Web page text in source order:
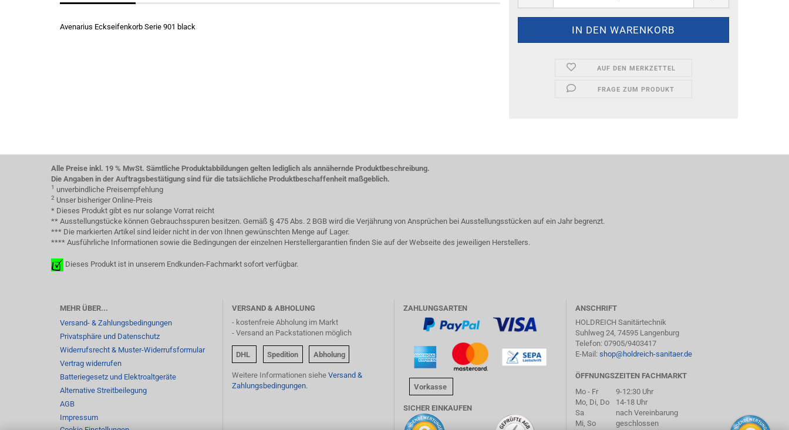
AUF DEN MERKZETTEL
FRAGE ZUM PRODUKT
Avenarius Eckseifenkorb Serie 901 black
Alle Preise inkl. 19 % MwSt. Sämtliche Produktabbildungen gelten lediglich als annähernde Produktbeschreibung.
Die Angaben in der Auftragsbestätigung sind für die tatsächliche Produktbeschaffenheit maßgeblich.
1 unverbindliche Preisempfehlung
2 Unser bisheriger Online-Preis
* Dieses Produkt gibt es nur solange Vorrat reicht
** Ausstellungstücke können Gebrauchsspuren besitzen. Gemäß § 475 Abs. 2 BGB wird die Verjährung von Ansprüchen bei Ausstellungsstücken auf ein Jahr begrenzt.
*** Die markierten Artikel sind leider nicht in der von Ihnen gewünschten Menge auf Lager.
**** Ausführliche Informationen sowie die Bedingungen der einzelnen Herstellergarantien finden Sie auf der Webseite des jeweiligen Herstellers.
Dieses Produkt ist in unserem Endkunden-Fachmarkt sofort verfügbar.
MEHR ÜBER...
Versand- & Zahlungsbedingungen
Privatsphäre und Datenschutz
Widerrufsrecht & Muster-Widerrufsformular
Vertrag widerrufen
Batteriegesetz und Elektroaltgeräte
Alternative Streitbeilegung
AGB
Impressum
VERSAND & ABHOLUNG
- kostenfreie Abholung im Markt
- Versand an Packstationen möglich
DHL Spedition Abholung
Weitere Informationen siehe Versand &
Zahlungsbedingungen.
ZAHLUNGSARTEN
Vorkasse
SICHER EINKAUFEN
ANSCHRIFT
HOLDREICH Sanitärtechnik
Suhlweg 24, 74595 Langenburg
Telefon: 07905/9403417
E-Mail: shop@holdreich-sanitaer.de
ÖFFNUNGSZEITEN FACHMARKT
Mo - Fr
9-12:30 Uhr
Mo, Di, Do
14-18 Uhr
Sa
nach Vereinbarung
Mi, So
geschlossen